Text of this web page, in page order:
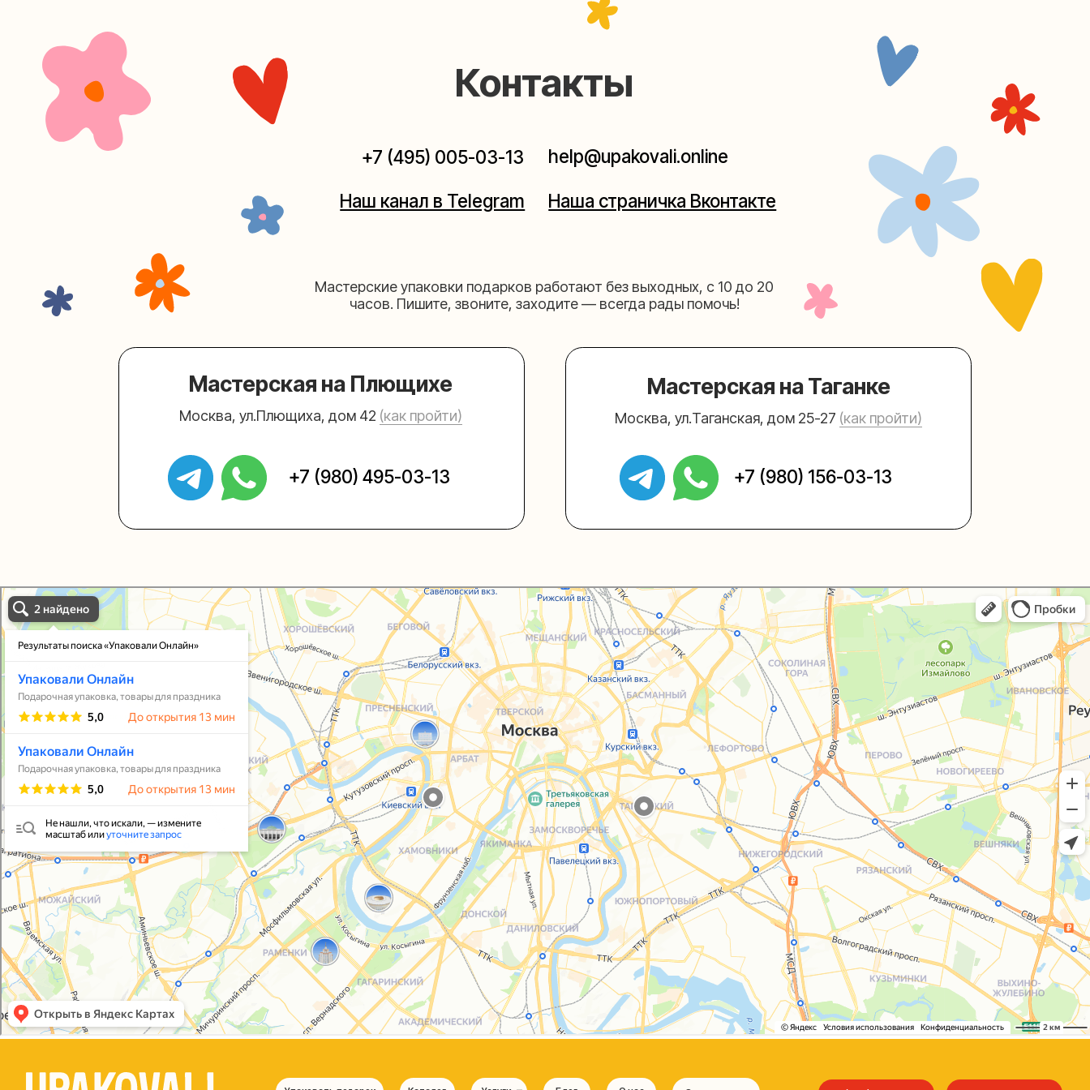
часов. Пишите, звоните, заходите — всегда рады помочь!
Москва, ул.Плющиха, дом 42(как пройти) Москва, ул.Таганская, дом 25-27(как пройти)
Мастерская на Плющихе
+7 (980) 495-03-13 +7 (980) 156-03-13
Наш канал в Telegram Наша страничка Вконтакте
Упаковали Онлайн в Москве
Москва
Согласие на обработку персональных данных
Политика конфиденциальности
© 2021-2025, ООО "УПАКОВАЛИ ОНЛАЙН"
Сайт разработалаbogachevas
help@upakovali.online
Sospeso wrap
О нас
Услуги Блог
Каталог
Упаковать подарок
В личный кабинет
+7 (495) 005-03-13